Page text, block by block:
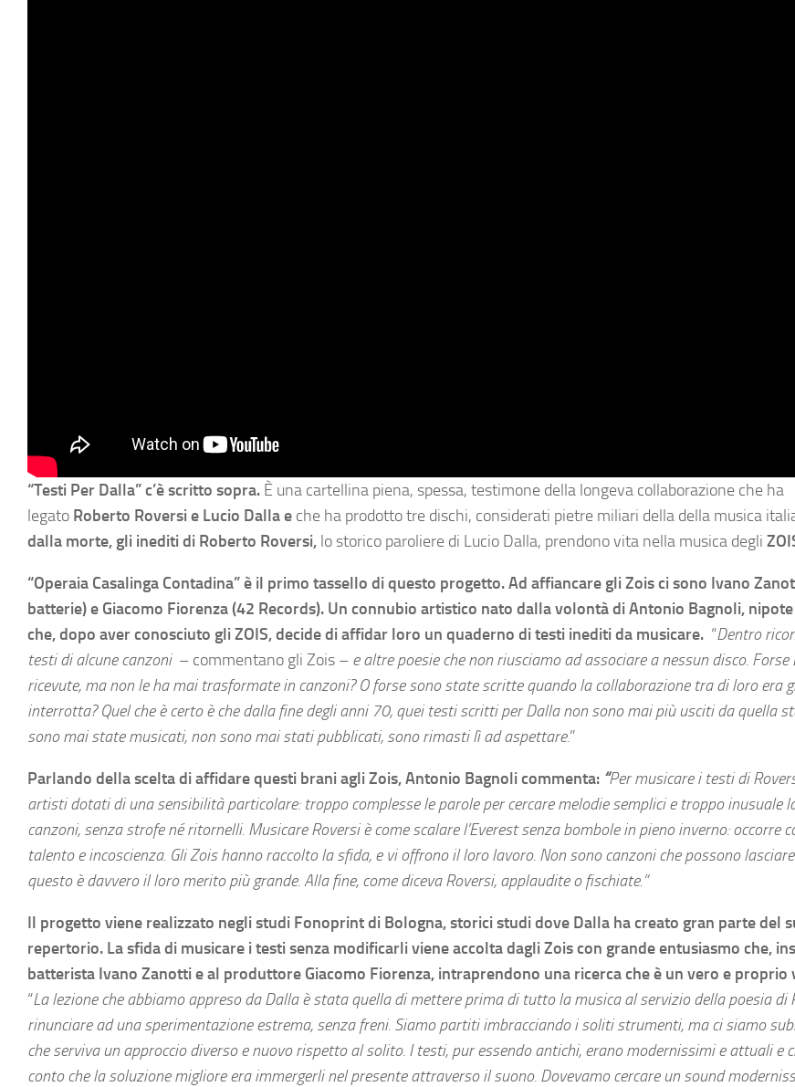
“Testi Per Dalla” c’è scritto sopra. È una cartellina piena, spessa, testimone della longeva collaborazione che ha
legato Roberto Roversi e Lucio Dalla e che ha prodotto tre dischi, considerati pietre miliari della della musica
dalla morte, gli inediti di Roberto Roversi, lo storico paroliere di Lucio Dalla, prendono vita nella musica degli
“Operaia Casalinga Contadina”è il primo tassello di questo progetto. Ad affiancare gli Zois ci sono Ivano
batterie) e Giacomo Fiorenza (42 Records). Un connubio artistico nato dalla volontà di Antonio Bagnoli,
che, dopo aver conosciuto gli ZOIS, decide di affidar loro un quaderno di testi inediti da musicare. “Dentro
testi di alcune canzoni – commentano gli Zois – e altre poesie che non riusciamo ad associare a nessun disco. Forse
ricevute, ma non le ha mai trasformate in canzoni? O forse sono state scritte quando la collaborazione tra di loro era
interrotta? Quel che è certo è che dalla fine degli anni 70, quei testi scritti per Dalla non sono mai più usciti da quella
sono mai state musicati, non sono mai stati pubblicati, sono rimasti lì ad aspettare.”
Parlando della scelta di affidare questi brani agli Zois, Antonio Bagnoli commenta: “Per musicare i testi di
artisti dotati di una sensibilità particolare: troppo complesse le parole per cercare melodie semplici e troppo inusuale
canzoni, senza strofe né ritornelli. Musicare Roversi è come scalare l’Everest senza bombole in pieno inverno: occorre
talento e incoscienza. Gli Zois hanno raccolto la sfida, e vi offrono il loro lavoro. Non sono canzoni che possono
questo è davvero il loro merito più grande. Alla fine, come diceva Roversi, applaudite o fischiate.”
Il progetto viene realizzato negli studi Fonoprint di Bologna, storici studi dove Dalla ha creato gran parte del
repertorio. La sfida di musicare i testi senza modificarli viene accolta dagli Zois con grande entusiasmo che,
batterista Ivano Zanotti e al produttore Giacomo Fiorenza, intraprendono una ricerca che è un vero e proprio
“La lezione che abbiamo appreso da Dalla è stata quella di mettere prima di tutto la musica al servizio della poesia di
rinunciare ad una sperimentazione estrema, senza freni. Siamo partiti imbracciando i soliti strumenti, ma ci siamo
che serviva un approccio diverso e nuovo rispetto al solito. I testi, pur essendo antichi, erano modernissimi e attuali e
conto che la soluzione migliore era immergerli nel presente attraverso il suono. Dovevamo cercare un sound